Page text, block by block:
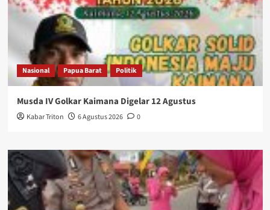
Nasional Papua Barat Politik
Musda IV Golkar Kaimana Digelar 12 Agustus
Kabar Triton 6 Agustus 2026 0